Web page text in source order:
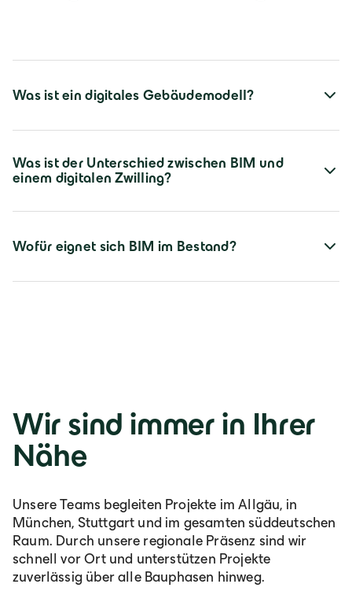
Was ist ein digitales Gebäudemodell?
Was ist der Unterschied zwischen BIM und
einem digitalen Zwilling?
Wofür eignet sich BIM im Bestand?
Wir sind immer in Ihrer
Nähe
Unsere Teams begleiten Projekte im Allgäu, in
München, Stuttgart und im gesamten süddeutschen
Raum. Durch unsere regionale Präsenz sind wir
schnell vor Ort und unterstützen Projekte
zuverlässig über alle Bauphasen hinweg.